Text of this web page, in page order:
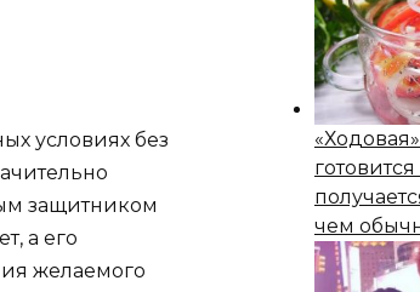
условиях без
защитником
а его
желаемого
чем